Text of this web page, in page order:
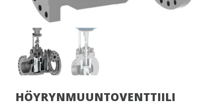
HÖYRYNMUUNTOVENTTIILI